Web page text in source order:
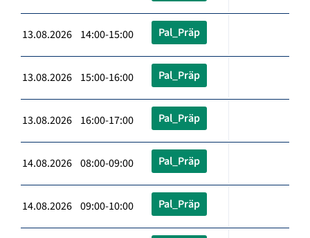
13.08.2026 14:00-15:00 Pal_Präp
13.08.2026 15:00-16:00 Pal_Präp
13.08.2026 16:00-17:00 Pal_Präp
14.08.2026 08:00-09:00 Pal_Präp
14.08.2026 09:00-10:00 Pal_Präp